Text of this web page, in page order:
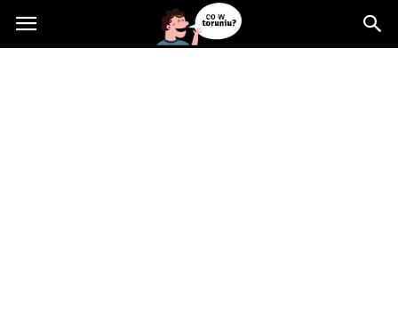
Cowtoruniu.pl